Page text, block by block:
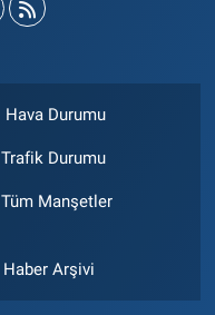
Hava Durumu
Trafik Durumu
Tüm Manşetler
Haber Arşivi